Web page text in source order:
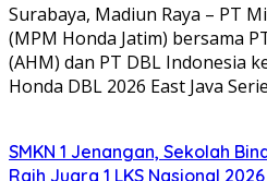
Surabaya, Madiun Raya – PT
(MPM Honda Jatim) bersama
(AHM) dan PT DBL Indonesia
Honda DBL 2026 East Java
SMKN 1 Jenangan, Sekolah
Raih Juara 1 LKS Nasional 2026